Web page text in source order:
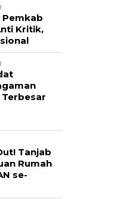
Pemkab
Kritik,
Tanjab
Rumah
se-